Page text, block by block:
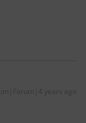
years ago